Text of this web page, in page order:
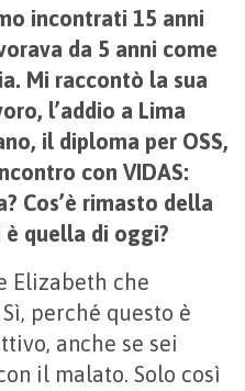
incontrati 15 anni
da 5 anni come
Mi raccontò la sua
l’addio a Lima
il diploma per OSS,
con VIDAS:
Cos’è rimasto della
quella di oggi?
Elizabeth che
perché questo è
anche se sei
il malato. Solo così